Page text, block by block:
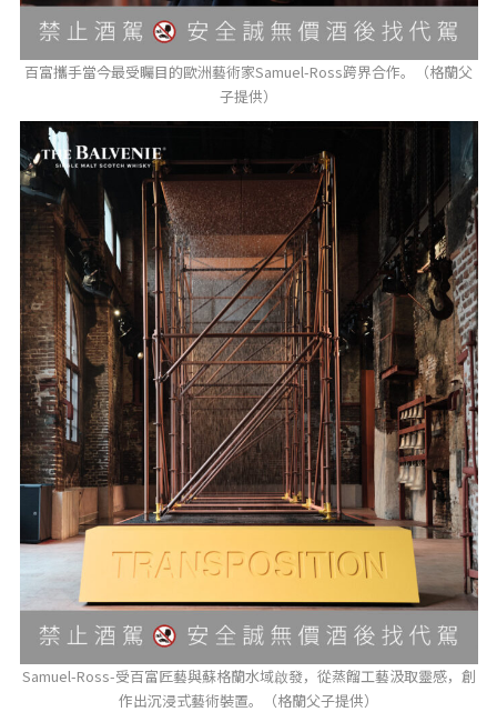
百富攜手當今最受矚目的歐洲藝術家Samuel-Ross跨界合作。（格蘭父
子提供）
Samuel-Ross-受百富匠藝與蘇格蘭水域啟發，從蒸餾工藝汲取靈感，創
作出沉浸式藝術裝置。（格蘭父子提供）